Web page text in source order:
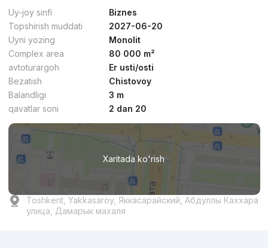
Uy-joy sinfi
Biznes
Topshirish muddati
2027-06-20
Uyni yozing
Monolit
Complex area
80 000 m²
avtoturargoh
Er usti/osti
Bezatish
Chistovoy
Balandligi
3 m
qavatlar soni
2 dan 20
Xaritada ko'rish
Toshkent, Yakkasaroy, Яккасарайский, Абдуллы Каххара
улица, Дамарык махаля